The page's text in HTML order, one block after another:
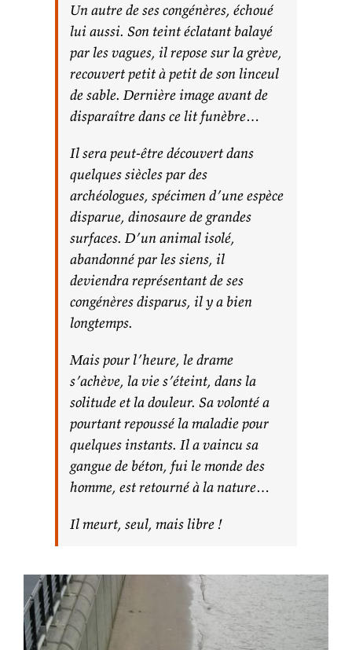
Un autre de ses congénères, échoué
lui aussi. Son teint éclatant balayé
par les vagues, il repose sur la grève,
recouvert petit à petit de son linceul
de sable. Dernière image avant de
disparaître dans ce lit funèbre…
Il sera peut-être découvert dans
quelques siècles par des
archéologues, spécimen d’une espèce
disparue, dinosaure de grandes
surfaces. D’un animal isolé,
abandonné par les siens, il
deviendra représentant de ses
congénères disparus, il y a bien
longtemps.
Mais pour l’heure, le drame
s’achève, la vie s’éteint, dans la
solitude et la douleur. Sa volonté a
pourtant repoussé la maladie pour
quelques instants. Il a vaincu sa
gangue de béton, fui le monde des
homme, est retourné à la nature…
Il meurt, seul, mais libre !